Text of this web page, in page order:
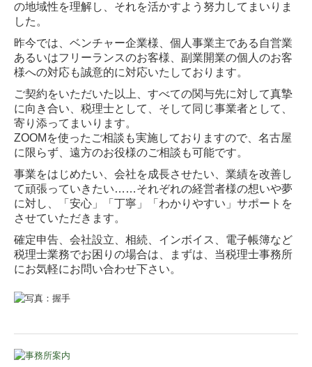
インボイスについて
料金や業務に関して
料金について
よくある質問
創業の夢をお手伝いします
事業計画の作成
経営改善の支援
税理士用語集メニュー
電帳法・インボイス最新情報
の地域性を理解し、それを活かすよう努力してまいりま
した。
昨今では、ベンチャー企業様、個人事業主である自営業
あるいはフリーランスのお客様、副業開業の個人のお客
様への対応も誠意的に対応いたしております。
ご契約をいただいた以上、すべての関与先に対して真摯
に向き合い、税理士として、そして同じ事業者として、
寄り添ってまいります。
ZOOMを使ったご相談も実施しておりますので、名古屋
に限らず、遠方のお役様のご相談も可能です。
事業をはじめたい、会社を成長させたい、業績を改善し
て頑張っていきたい……それぞれの経営者様の想いや夢
に対し、「安心」「丁寧」「わかりやすい」サポートを
させていただきます。
確定申告、会社設立、相続、インボイス、電子帳簿など
税理士業務でお困りの場合は、まずは、当税理士事務所
にお気軽にお問い合わせ下さい。